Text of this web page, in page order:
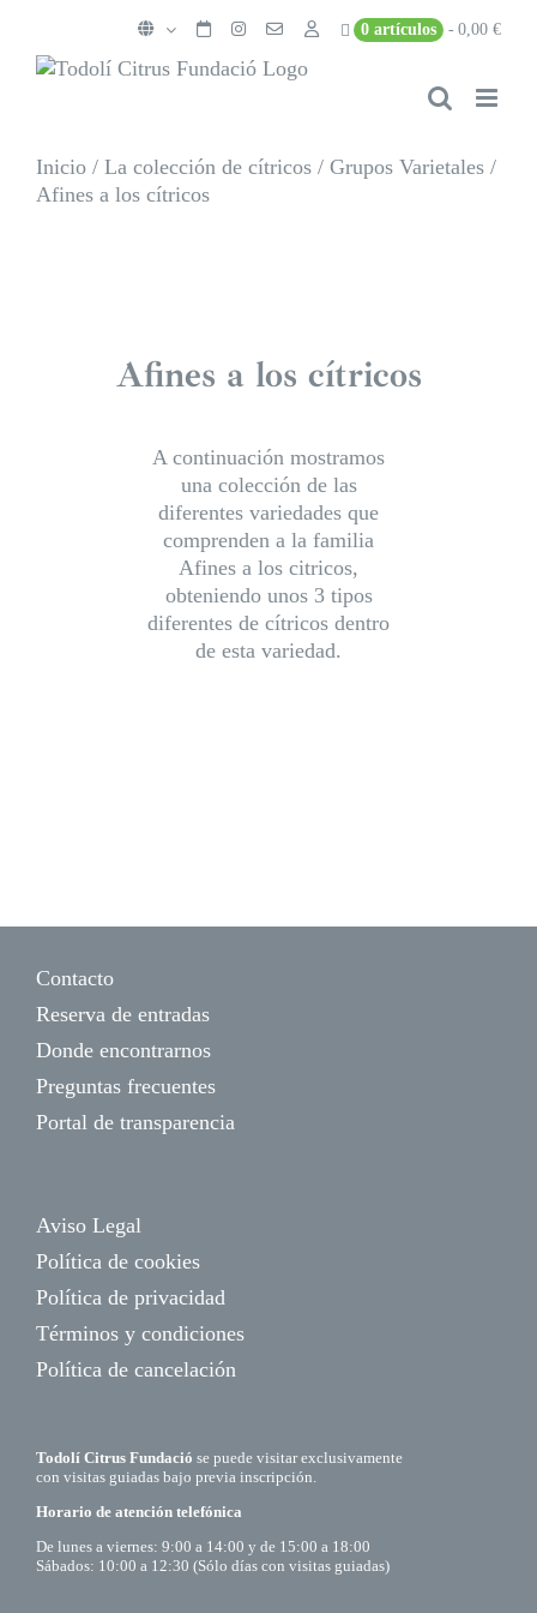
contenido
0 artículos 0,00 €
Inicio / La colección de cítricos / Grupos Varietales /
Afines a los cítricos
Afines a los cítricos
A continuación mostramos
una colección de las
diferentes variedades que
comprenden a la familia
Afines a los citricos,
obteniendo unos 3 tipos
diferentes de cítricos dentro
de esta variedad.
Contacto
Reserva de entradas
Donde encontrarnos
Preguntas frecuentes
Portal de transparencia
Aviso Legal
Política de cookies
Política de privacidad
Términos y condiciones
Política de cancelación
Todolí Citrus Fundació se puede visitar exclusivamente
con visitas guiadas bajo previa inscripción.
Horario de atención telefónica
De lunes a viernes: 9:00 a 14:00 y de 15:00 a 18:00
Sábados: 10:00 a 12:30 (Sólo días con visitas guiadas)